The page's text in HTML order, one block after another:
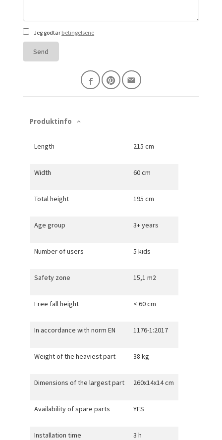
Jeg godtar betingelsene
Send
Produktinfo
Length 215 cm
Width 60 cm
Total height 195 cm
Age group 3+ years
Number of users 5 kids
Safety zone 15,1 m2
Free fall height < 60 cm
In accordance with norm EN 1176-1:2017
Weight of the heaviest part 38 kg
Dimensions of the largest part 260x14x14 cm
Availability of spare parts YES
Installation time 3 h